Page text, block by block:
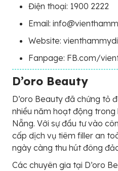
Điện thoại: 1900 2222
Email:
Website:
Fanpage: FB.com/
D’oro Beauty
D’oro Beauty đã chứng tỏ
nhiều năm hoạt động
Nẵng. Với sự đầu tư vào
cấp dịch vụ tiêm filler an
ngày càng thu hút đông
Các chuyên gia tại D’oro